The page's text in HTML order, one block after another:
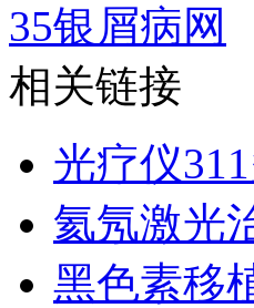
35银屑病网
相关链接
光疗仪
氦氖激光
黑色素移